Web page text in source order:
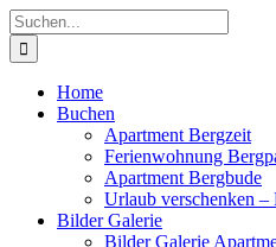
Zum
Inhalt
springen
Suche
nach:
Home
Buchen
Apartment Bergzeit
Ferienwohnung
Apartment Bergbude
Urlaub verschenken –
Bilder Galerie
Bilder Galerie